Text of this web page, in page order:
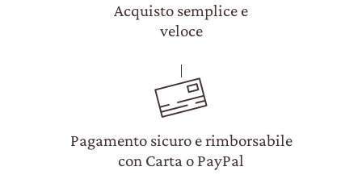
Acquisto semplice e
veloce
Pagamento sicuro e rimborsabile
con Carta o PayPal